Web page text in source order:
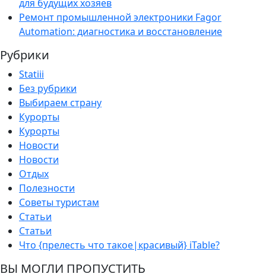
для будущих хозяев
Ремонт промышленной электроники Fagor
Automation: диагностика и восстановление
Рубрики
Statiii
Без рубрики
Выбираем страну
Курорты
Курорты
Новости
Новости
Отдых
Полезности
Советы туристам
Статьи
Статьи
Что {прелесть что такое|красивый} iTable?
ВЫ МОГЛИ ПРОПУСТИТЬ